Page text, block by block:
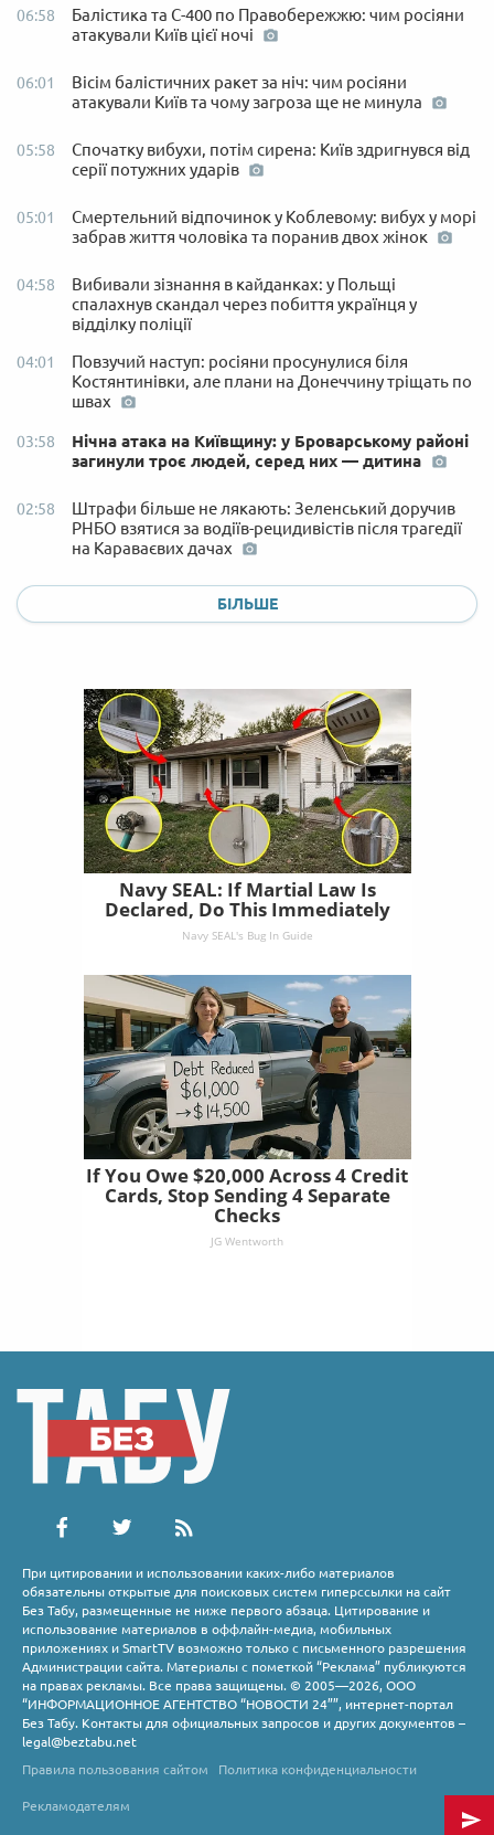
06:58
Балістика та С-400 по Правобережжю: чим росіяни
атакували Київ цієї ночі
06:01
Вісім балістичних ракет за ніч: чим росіяни
атакували Київ та чому загроза ще не минула
05:58
Спочатку вибухи, потім сирена: Київ здригнувся від
серії потужних ударів
05:01
Смертельний відпочинок у Коблевому: вибух у морі
забрав життя чоловіка та поранив двох жінок
04:58
Вибивали зізнання в кайданках: у Польщі
спалахнув скандал через побиття українця у
відділку поліції
04:01
Повзучий наступ: росіяни просунулися біля
Костянтинівки, але плани на Донеччину тріщать по
швах
03:58
Нічна атака на Київщину: у Броварському районі
загинули троє людей, серед них — дитина
02:58
Штрафи більше не лякають: Зеленський доручив
РНБО взятися за водіїв-рецидивістів після трагедії
на Караваєвих дачах
БІЛЬШЕ
Navy SEAL: If Martial Law Is
Declared, Do This Immediately
Navy SEAL's Bug In Guide
If You Owe $20,000 Across 4 Credit
Cards, Stop Sending 4 Separate
Checks
JG Wentworth
При цитировании и использовании каких-либо материалов
обязательны открытые для поисковых систем гиперссылки на сайт
Без Табу, размещенные не ниже первого абзаца. Цитирование и
использование материалов в оффлайн-медиа, мобильных
приложениях и SmartTV возможно только с письменного разрешения
Администрации сайта. Материалы с пометкой “Реклама” публикуются
на правах рекламы. Все права защищены. © 2005—2026, ООО
“ИНФОРМАЦИОННОЕ АГЕНТСТВО “НОВОСТИ 24””, интернет-портал
Без Табу. Контакты для официальных запросов и других документов –
legal@beztabu.net
Правила пользования сайтом
Политика конфиденциальности
Рекламодателям